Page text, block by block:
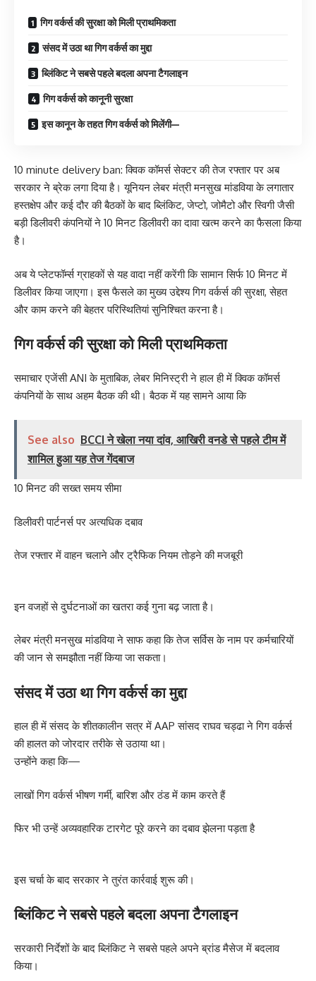
गिग वर्कर्स की सुरक्षा को मिली प्राथमिकता
संसद में उठा था गिग वर्कर्स का मुद्दा
ब्लिंकिट ने सबसे पहले बदला अपना टैगलाइन
गिग वर्कर्स को कानूनी सुरक्षा
इस कानून के तहत गिग वर्कर्स को मिलेंगी—
10 minute delivery ban: क्विक कॉमर्स सेक्टर की तेज रफ्तार पर अब
सरकार ने ब्रेक लगा दिया है। यूनियन लेबर मंत्री मनसुख मांडविया के लगातार
हस्तक्षेप और कई दौर की बैठकों के बाद ब्लिंकिट, जेप्टो, जोमैटो और स्विगी जैसी
बड़ी डिलीवरी कंपनियों ने 10 मिनट डिलीवरी का दावा खत्म करने का फैसला किया
है।
अब ये प्लेटफॉर्म्स ग्राहकों से यह वादा नहीं करेंगी कि सामान सिर्फ 10 मिनट में
डिलीवर किया जाएगा। इस फैसले का मुख्य उद्देश्य गिग वर्कर्स की सुरक्षा, सेहत
और काम करने की बेहतर परिस्थितियां सुनिश्चित करना है।
गिग वर्कर्स की सुरक्षा को मिली प्राथमिकता
समाचार एजेंसी ANI के मुताबिक, लेबर मिनिस्ट्री ने हाल ही में क्विक कॉमर्स
कंपनियों के साथ अहम बैठक की थी। बैठक में यह सामने आया कि
See also BCCI ने खेला नया दांव, आखिरी वनडे से पहले टीम में
शामिल हुआ यह तेज गेंदबाज
10 मिनट की सख्त समय सीमा
डिलीवरी पार्टनर्स पर अत्यधिक दबाव
तेज रफ्तार में वाहन चलाने और ट्रैफिक नियम तोड़ने की मजबूरी
इन वजहों से दुर्घटनाओं का खतरा कई गुना बढ़ जाता है।
लेबर मंत्री मनसुख मांडविया ने साफ कहा कि तेज सर्विस के नाम पर कर्मचारियों
की जान से समझौता नहीं किया जा सकता।
संसद में उठा था गिग वर्कर्स का मुद्दा
हाल ही में संसद के शीतकालीन सत्र में AAP सांसद राघव चड्ढा ने गिग वर्कर्स
की हालत को जोरदार तरीके से उठाया था।
उन्होंने कहा कि—
लाखों गिग वर्कर्स भीषण गर्मी, बारिश और ठंड में काम करते हैं
फिर भी उन्हें अव्यवहारिक टारगेट पूरे करने का दबाव झेलना पड़ता है
इस चर्चा के बाद सरकार ने तुरंत कार्रवाई शुरू की।
ब्लिंकिट ने सबसे पहले बदला अपना टैगलाइन
सरकारी निर्देशों के बाद ब्लिंकिट ने सबसे पहले अपने ब्रांड मैसेज में बदलाव
किया।